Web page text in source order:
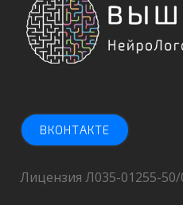
ВКОНТАКТЕ
Лицензия Л035-01255-50/